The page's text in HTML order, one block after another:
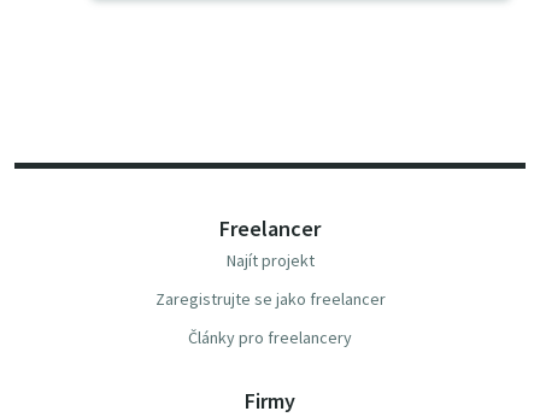
Freelancer
Najít projekt
Zaregistrujte se jako freelancer
Články pro freelancery
Firmy